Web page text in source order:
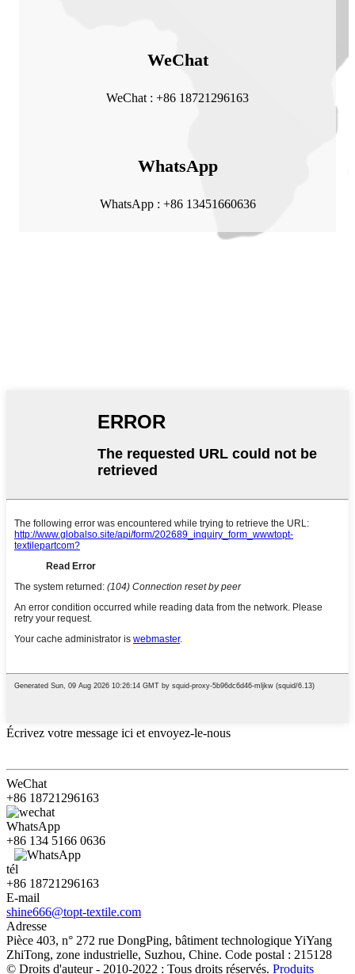
WeChat
WeChat : +86 18721296163
WhatsApp
WhatsApp : +86 13451660636
Écrivez votre message ici et envoyez-le-nous
WeChat
+86 18721296163
WhatsApp
+86 134 5166 0636
tél
+86 18721296163
E-mail
shine666@topt-textile.com
Adresse
Pièce 403, n° 272 rue DongPing, bâtiment technologique YiYang
ZhiTong, zone industrielle, Suzhou, Chine. Code postal : 215128
© Droits d'auteur - 2010-2022 : Tous droits réservés. Produits